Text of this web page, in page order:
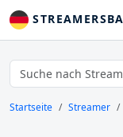
Startseite Streamer